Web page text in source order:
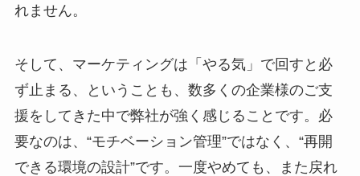
れません。
そして、マーケティングは「やる気」で回すと必
ず止まる、ということも、数多くの企業様のご支
援をしてきた中で弊社が強く感じることです。必
要なのは、“モチベーション管理”ではなく、“再開
できる環境の設計”です。一度やめても、また戻れ